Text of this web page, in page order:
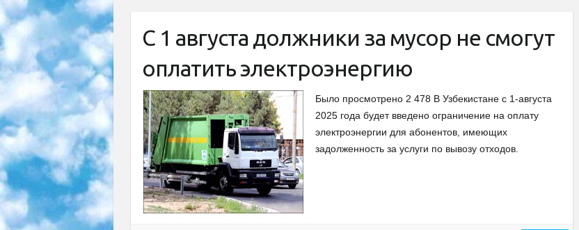
С 1 августа должники за мусор не смогут
оплатить электроэнергию
Было просмотрено 2 478 В Узбекистане с 1-августа
2025 года будет введено ограничение на оплату
электроэнергии для абонентов, имеющих
задолженность за услуги по вывозу отходов.